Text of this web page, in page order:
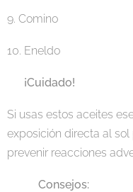
9. Comino 🌿
10. Eneldo 🌿
⚠️ ¡Cuidado!
Si usas estos aceites
exposición directa al sol
prevenir reacciones
🧴💚 Consejos: